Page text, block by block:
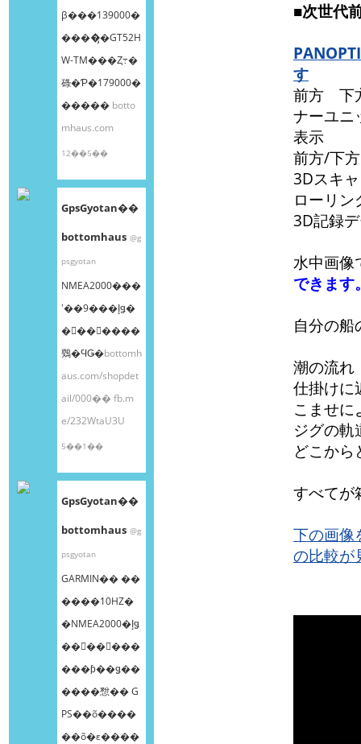
β���139000�
����̡�GT52H
W-TM���Ȥ߹�
碌�Ƥ�179000�
����� botto
mhaus.com
12��5��
GpsGyotan��
bottomhaus @g
psgyotan
NMEA2000���
ʽ��9���إǥ�
�󥰥��󥵡����
䳫�ϤǤ�bottomh
aus.com/shopdet
ail/000��fb.m
e/232WtaU3U
5��1��
GpsGyotan��
bottomhaus @g
psgyotan
GARMIN�� ��
����10HZ�
�NMEA2000�إǥ
��󥰥��󥵡���
���ƥ��ǥ��
����㥹�� G
PS��õ����
��õ�ε����
■次世代
す
前方 下
ナーユ
表示
前方/下
3Dスキ
ローリ
3D記録
水中画像
できます
自分の船
潮の流れ
仕掛けに
こませに
ジグの軌
どこか
すべてが
下の画像
の比較が